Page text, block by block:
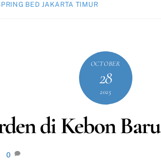
BED JAKARTA TIMUR
OCTOBER
28
2025
di Kebon Baru
0